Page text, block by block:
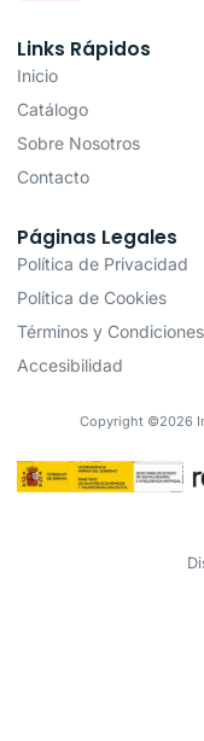
Links Rápidos
Inicio
Catálogo
Sobre Nosotros
Contacto
Páginas Legales
Política de Privacidad
Política de Cookies
Términos y Condiciones
Accesibilidad
Copyright ©2026